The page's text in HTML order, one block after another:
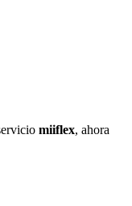
miiflex, ahora